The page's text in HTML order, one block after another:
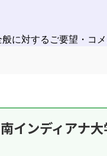
インディアナ大